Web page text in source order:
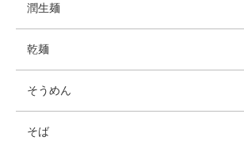
潤生麺
乾麺
そうめん
そば